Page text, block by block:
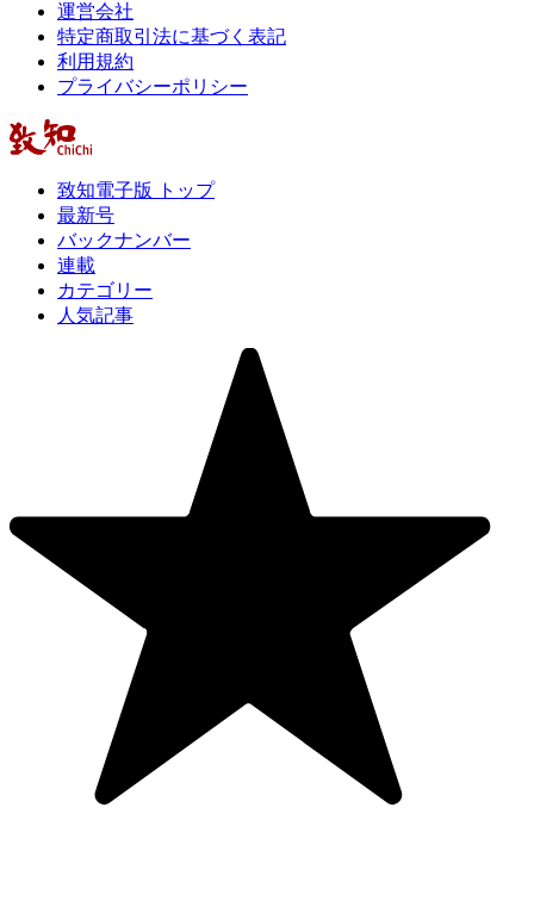
運営会社
特定商取引法に基づく表記
利用規約
プライバシーポリシー
致知電子版 トップ
最新号
バックナンバー
連載
カテゴリー
人気記事